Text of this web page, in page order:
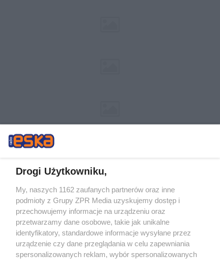
Żaden utwór zamieszczony w serwisie nie może być powielany i
rozpowszechniany lub dalej rozpowszechniany w jakikolwiek sposób (w
tym także elektroniczny lub mechaniczny) na jakimkolwiek polu
eksploatacji w jakiejkolwiek formie, włącznie z umieszczaniem w Internecie
bez pisemnej zgody właściciela praw. Jakiekolwiek użycie lub
wykorzystanie utworów w całości lub w części z naruszeniem prawa, tzn.
bez właściwej zgody, jest zabronione pod groźbą kary i może być ścigane
prawnie.
Drogi Użytkowniku,
My, naszych 1162 zaufanych partnerów oraz inne
podmioty z Grupy ZPR Media uzyskujemy dostęp i
przechowujemy informacje na urządzeniu oraz
przetwarzamy dane osobowe, takie jak unikalne
identyfikatory, standardowe informacje wysyłane przez
urządzenie czy dane przeglądania w celu zapewniania
spersonalizowanych reklam, wybór spersonalizowanych